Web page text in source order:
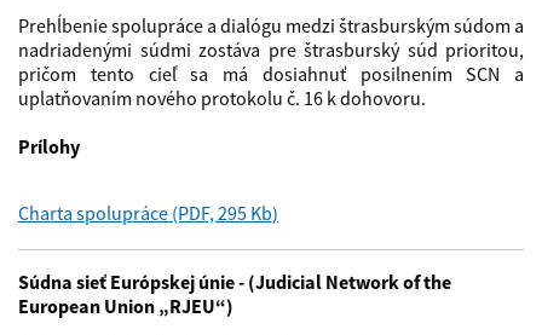
Prehĺbenie spolupráce a dialógu medzi štrasburským súdom a
nadriadenými súdmi zostáva pre štrasburský súd prioritou,
pričom tento cieľ sa má dosiahnuť posilnením SCN a
uplatňovaním nového protokolu č. 16 k dohovoru.
Prílohy
Charta spolupráce (PDF, 295 Kb)
Súdna sieť Európskej únie - (Judicial Network of the
European Union „RJEU“)